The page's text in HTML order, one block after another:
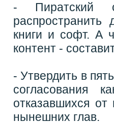
- Пиратский
распространить
книги и софт. А
контент -
- Утвердить в
согласования
отказавшихся
нынешних глав.